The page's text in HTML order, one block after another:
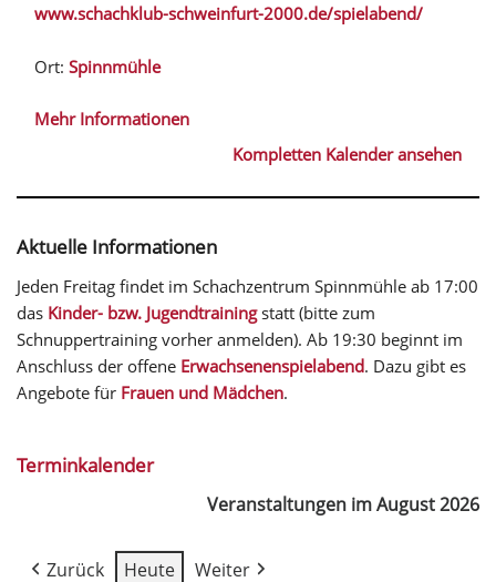
www.schachklub-schweinfurt-2000.de/spielabend/
Ort: Spinnmühle
Mehr Informationen
Kompletten Kalender ansehen
Aktuelle Informationen
Jeden Freitag findet im Schachzentrum Spinnmühle ab 17:00
das Kinder- bzw. Jugendtrainingstatt (bitte zum
Schnuppertraining vorher anmelden). Ab 19:30 beginnt im
Anschluss der offene Erwachsenenspielabend. Dazu gibt es
Angebote für Frauen und Mädchen.
Terminkalender
Veranstaltungen im August 2026
Zurück Heute
Weiter